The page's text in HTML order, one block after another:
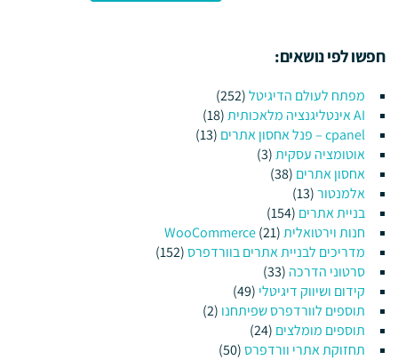
חפשו לפי נושאים:
מפתח לעולם הדיגיטל(252)
AI אינטליגנציה מלאכותית
(18)
cpanel – פנל אחסון אתרים
(13)
אוטומציה עסקית(3)
אחסון אתרים(38)
אלמנטור(13)
בניית אתרים(154)
חנות וירטואלית WooCommerce(21)
מדריכים לבניית אתרים בוורדפרס(152)
סרטוני הדרכה(33)
קידום ושיווק דיגיטלי(49)
תוספים לוורדפרס שפיתחנו(2)
תוספים מומלצים(24)
תחזוקת אתרי וורדפרס(50)